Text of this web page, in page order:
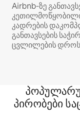
Airbnb‑ზე
კადრების
განთავსების
ცვლილების
პირობები